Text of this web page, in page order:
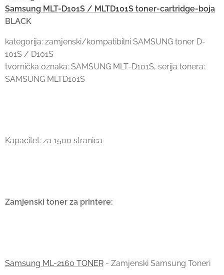
Samsung MLT-D101S / MLTD101S toner-cartridge-boja
BLACK
kategorija: zamjenski/kompatibilni SAMSUNG toner D-
101S / D101S
tvornička oznaka: SAMSUNG MLT-D101S, serija tonera:
SAMSUNG MLTD101S
Kapacitet: za 1500 stranica
Zamjenski toner za printere:
Samsung ML-2160 TONER - Zamjenski Samsung Toneri